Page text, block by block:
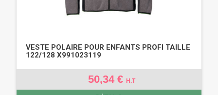
VESTE POLAIRE POUR ENFANTS PROFI TAILLE
122/128 X991023119
50,34 € H.T